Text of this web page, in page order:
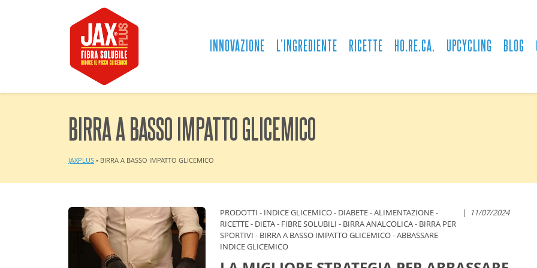
INNOVAZIONE L’INGREDIENTE RICETTE HO.RE.CA. UPCYCLING BLOG
BIRRA A BASSO IMPATTO GLICEMICO
JAXPLUS • BIRRA A BASSO IMPATTO GLICEMICO
PRODOTTI - INDICE GLICEMICO- DIABETE-ALIMENTAZIONE-
RICETTE- DIETA- FIBRE SOLUBILI - BIRRA ANALCOLICA- BIRRA PER
SPORTIVI - BIRRA A BASSO IMPATTO GLICEMICO-ABBASSARE
INDICE GLICEMICO
11/07/2024